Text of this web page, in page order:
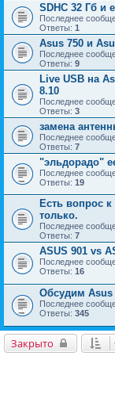
SDHC 32 Гб и
Последнее
Ответы: 1
Asus 750 и
Последнее
Ответы: 9
Live USB на
8.10
Последнее
Ответы: 3
замена
Последнее
Ответы: 7
"эльдорадо"
Последнее
Ответы: 19
Есть вопрос
только.
Последнее
Ответы: 7
ASUS 901 vs
Последнее
Ответы: 16
Обсудим Asus
Последнее
Ответы: 345
Закрыто